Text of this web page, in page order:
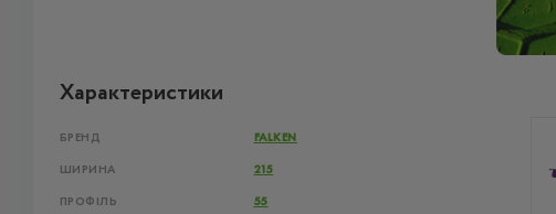
Характеристики
БРЕНД FALKEN
ШИРИНА 215
ПРОФІЛЬ 55